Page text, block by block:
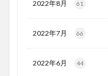
2022年8月 61
2022年7月 66
2022年6月 44